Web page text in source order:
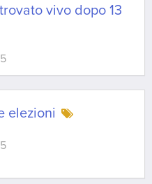
vivo dopo 13
elezioni